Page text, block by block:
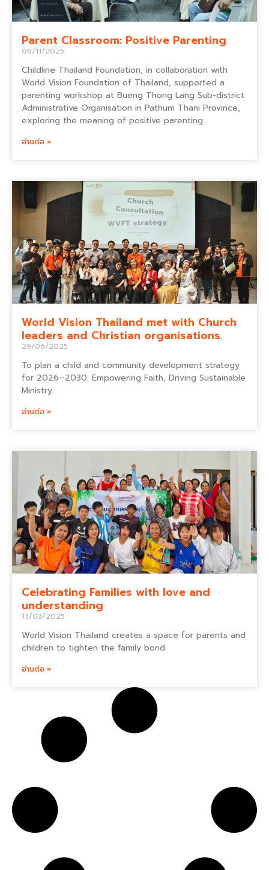
Parent Classroom: Positive Parenting
06/11/2025
Childline Thailand Foundation, in collaboration with
World Vision Foundation of Thailand, supported a
parenting workshop at Bueng Thong Lang Sub-district
Administrative Organisation in Pathum Thani Province,
exploring the meaning of positive parenting.
อ่านต่อ »
World Vision Thailand met with Church
leaders and Christian organisations.
29/06/2025
To plan a child and community development strategy
for 2026–2030. Empowering Faith, Driving Sustainable
Ministry.
อ่านต่อ »
Celebrating Families with love and
understanding
13/03/2025
World Vision Thailand creates a space for parents and
children to tighten the family bond
อ่านต่อ »